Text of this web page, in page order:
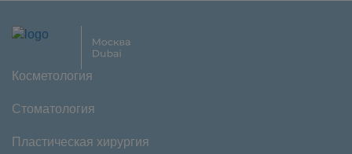
Косметология
Стоматология
Пластическая хирургия